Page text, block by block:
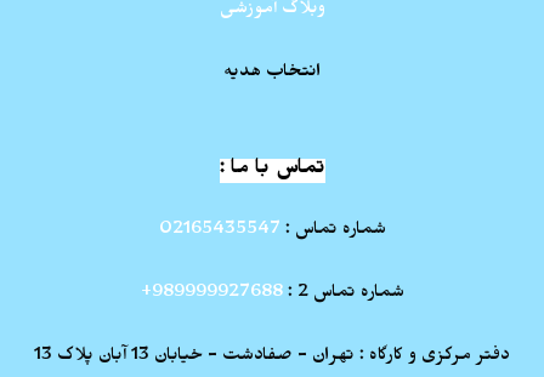
وبلاگ آموزشی
انتخاب هدیه
تماس با ما :
شماره تماس : 02165435547
شماره تماس 2 : 989999927688+
دفتر مرکزی و کارگاه : تهران - صفادشت - خیابان 13 آبان پلاک 13